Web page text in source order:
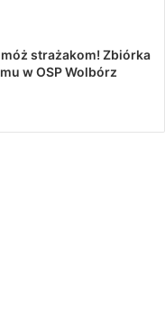
strażakom! Zbiórka
w OSP Wolbórz